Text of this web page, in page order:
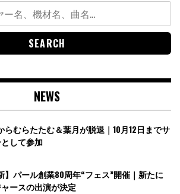
NEWS
らむらたたむ＆葉月が脱退｜10月12日までサ
して参加
】パール創業80周年“フェス”開催｜新たに
ースの出演が決定